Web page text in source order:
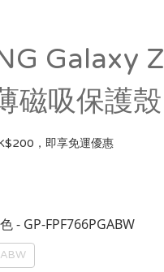
Galaxy Z
磁吸保護殼
，即享免運優惠
- GP-FPF766PGABW